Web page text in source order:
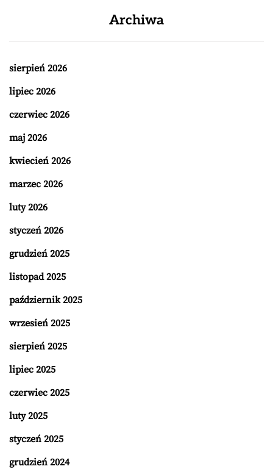
Archiwa
sierpień 2026
lipiec 2026
czerwiec 2026
maj 2026
kwiecień 2026
marzec 2026
luty 2026
styczeń 2026
grudzień 2025
listopad 2025
październik 2025
wrzesień 2025
sierpień 2025
lipiec 2025
czerwiec 2025
luty 2025
styczeń 2025
grudzień 2024